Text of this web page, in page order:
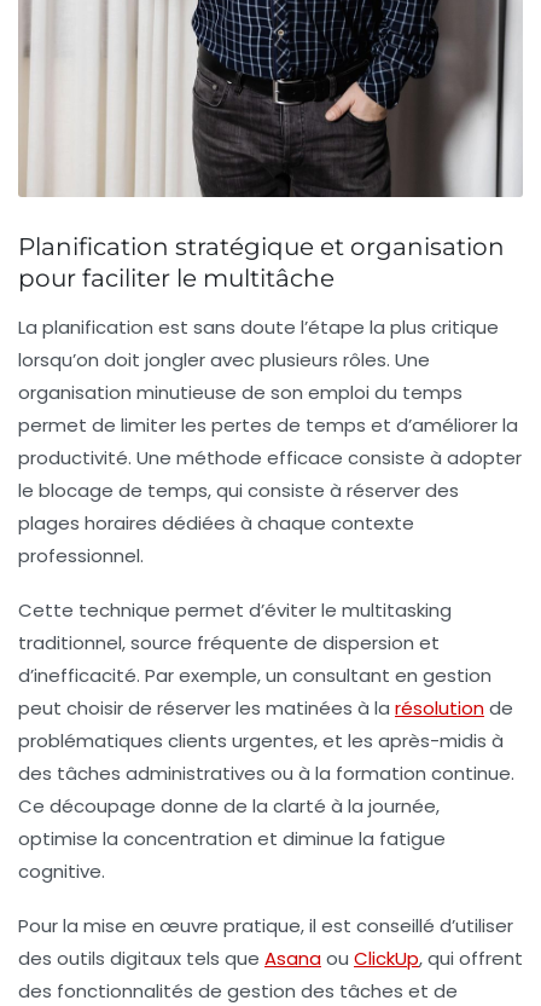
Planification stratégique et organisation
pour faciliter le multitâche
La planification est sans doute l’étape la plus critique
lorsqu’on doit jongler avec plusieurs rôles. Une
organisation minutieuse de son emploi du temps
permet de limiter les pertes de temps et d’améliorer la
productivité. Une méthode efficace consiste à adopter
le blocage de temps, qui consiste à réserver des
plages horaires dédiées à chaque contexte
professionnel.
Cette technique permet d’éviter le multitasking
traditionnel, source fréquente de dispersion et
d’inefficacité. Par exemple, un consultant en gestion
peut choisir de réserver les matinées à la résolutionde
problématiques clients urgentes, et les après-midis à
des tâches administratives ou à la formation continue.
Ce découpage donne de la clarté à la journée,
optimise la concentration et diminue la fatigue
cognitive.
Pour la mise en œuvre pratique, il est conseillé d’utiliser
des outils digitaux tels que Asanaou ClickUp, qui offrent
des fonctionnalités de gestion des tâches et de